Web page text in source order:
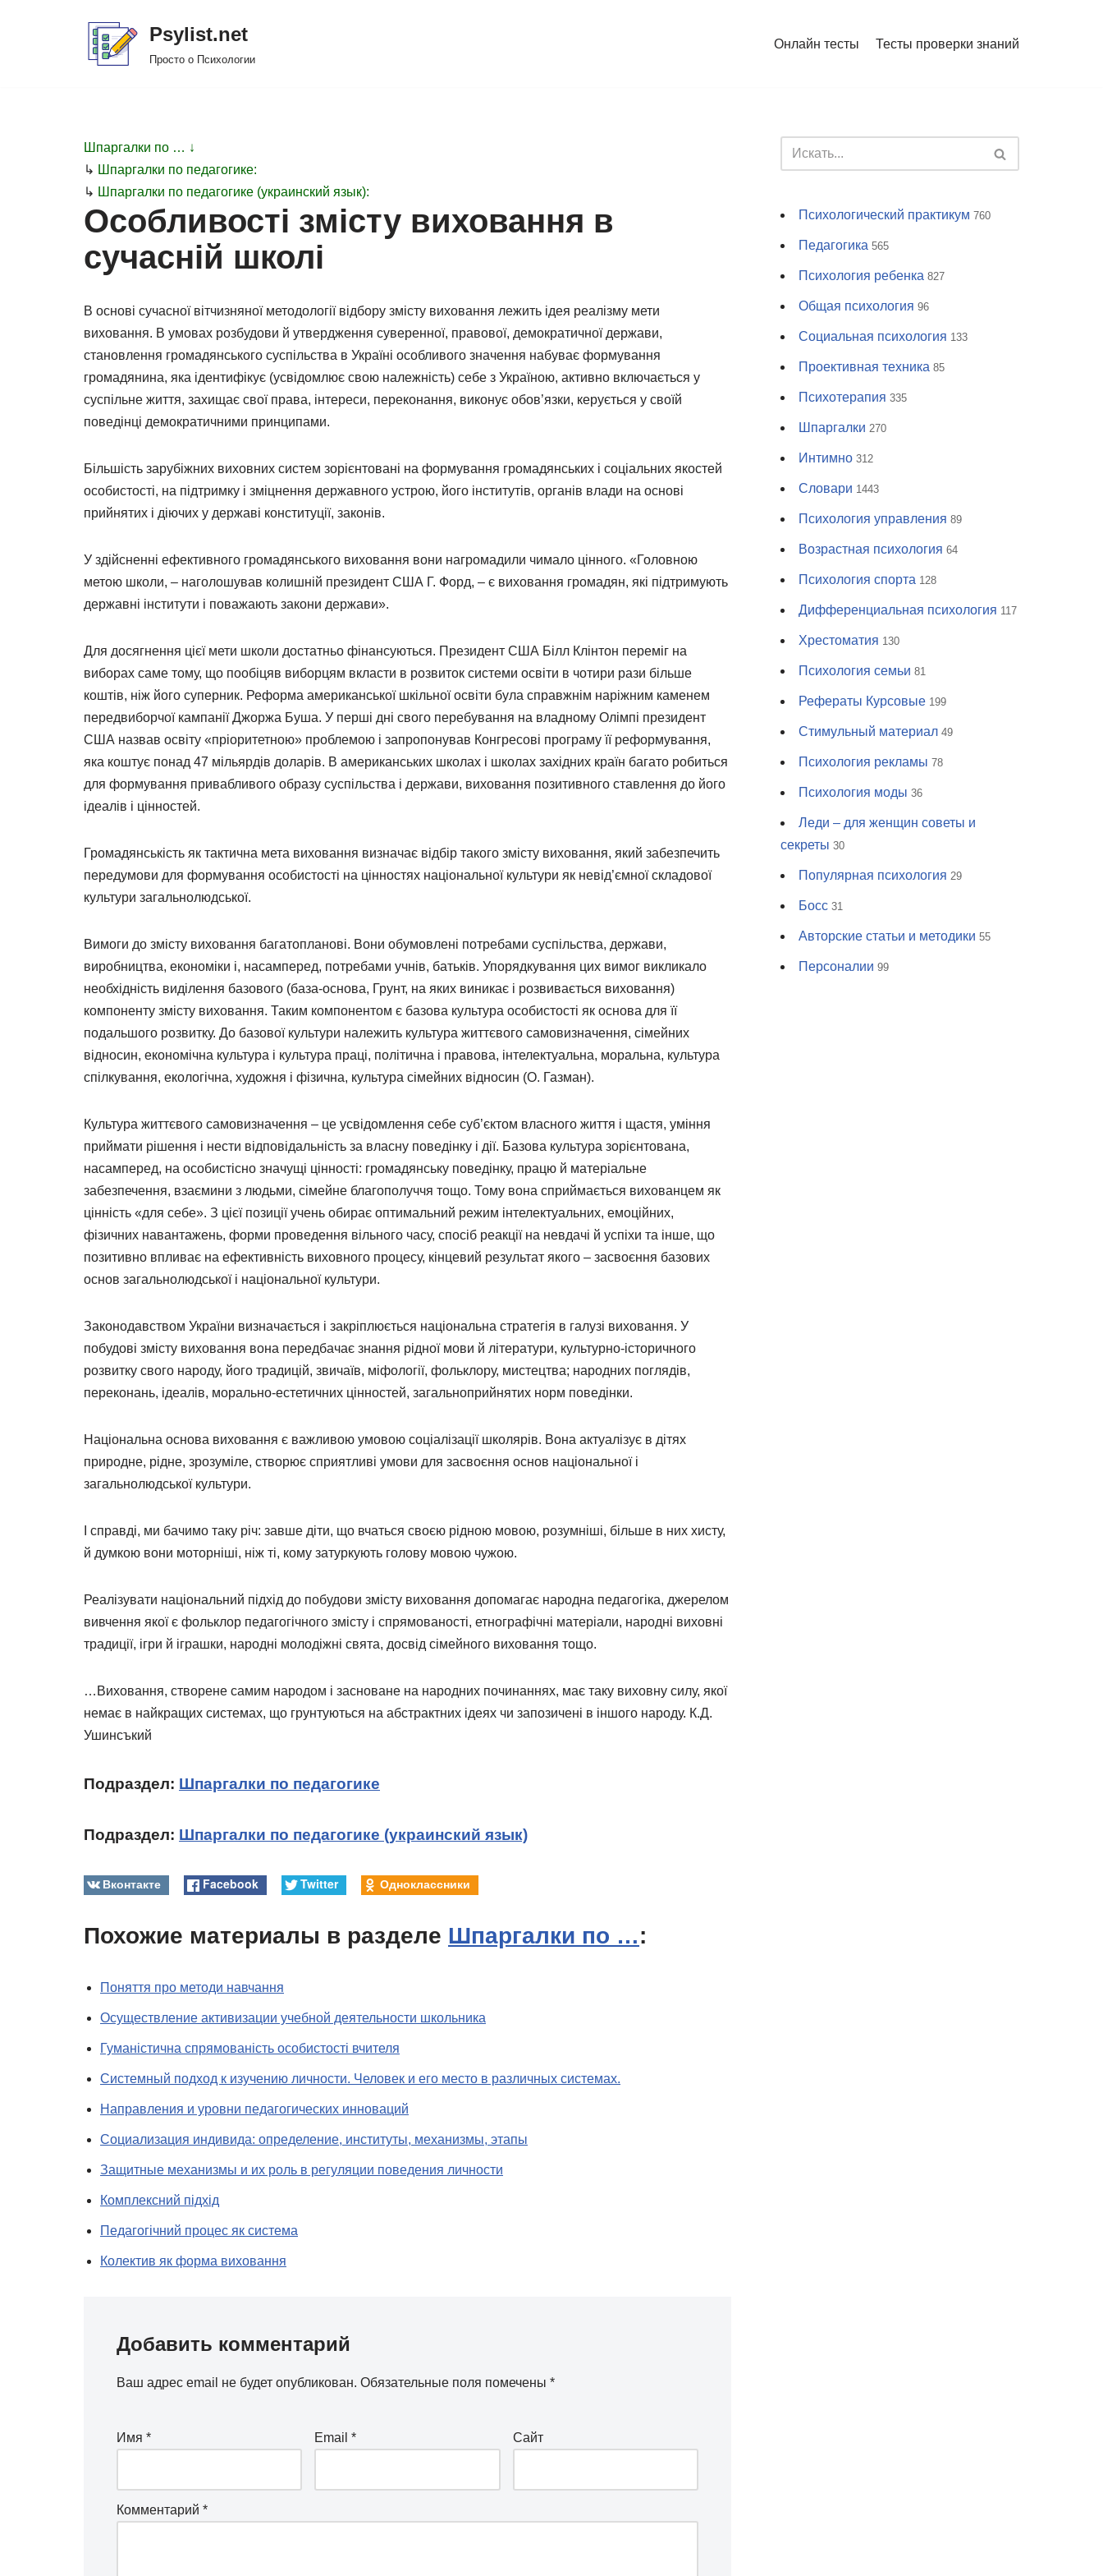
Psylist.net
Просто о Психологии
Онлайн тесты Тесты проверки знаний
Шпаргалки по … ↓
↳ Шпаргалки по педагогике:
↳ Шпаргалки по педагогике (украинский язык):
Особливості змісту виховання в
сучасній школі
В основі сучасної вітчизняної методології відбору змісту виховання лежить ідея реалізму мети
виховання. В умовах розбудови й утвердження суверенної, правової, демократичної держави,
становлення громадянського суспільства в Україні особливого значення набуває формування
громадянина, яка ідентифікує (усвідомлює свою належність) себе з Україною, активно включається у
суспільне життя, захищає свої права, інтереси, переконання, виконує обов’язки, керується у своїй
поведінці демократичними принципами.
Більшість зарубіжних виховних систем зорієнтовані на формування громадянських і соціальних якостей
особистості, на підтримку і зміцнення державного устрою, його інститутів, органів влади на основі
прийнятих і діючих у державі конституції, законів.
У здійсненні ефективного громадянського виховання вони нагромадили чимало цінного. «Головною
метою школи, – наголошував колишній президент США Г. Форд, – є виховання громадян, які підтримують
державні інститути і поважають закони держави».
Для досягнення цієї мети школи достатньо фінансуються. Президент США Білл Клінтон переміг на
виборах саме тому, що пообіцяв виборцям вкласти в розвиток системи освіти в чотири рази більше
коштів, ніж його суперник. Реформа американської шкільної освіти була справжнім наріжним каменем
передвиборчої кампанії Джоржа Буша. У перші дні свого перебування на владному Олімпі президент
США назвав освіту «пріоритетною» проблемою і запропонував Конгресові програму її реформування,
яка коштує понад 47 мільярдів доларів. В американських школах і школах західних країн багато робиться
для формування привабливого образу суспільства і держави, виховання позитивного ставлення до його
ідеалів і цінностей.
Громадянськість як тактична мета виховання визначає відбір такого змісту виховання, який забезпечить
передумови для формування особистості на цінностях національної культури як невід’ємної складової
культури загальнолюдської.
Вимоги до змісту виховання багатопланові. Вони обумовлені потребами суспільства, держави,
виробництва, економіки і, насамперед, потребами учнів, батьків. Упорядкування цих вимог викликало
необхідність виділення базового (база-основа, Грунт, на яких виникає і розвивається виховання)
компоненту змісту виховання. Таким компонентом є базова культура особистості як основа для її
подальшого розвитку. До базової культури належить культура життєвого самовизначення, сімейних
відносин, економічна культура і культура праці, політична і правова, інтелектуальна, моральна, культура
спілкування, екологічна, художня і фізична, культура сімейних відносин (О. Газман).
Культура життєвого самовизначення – це усвідомлення себе суб’єктом власного життя і щастя, уміння
приймати рішення і нести відповідальність за власну поведінку і дії. Базова культура зорієнтована,
насамперед, на особистісно значущі цінності: громадянську поведінку, працю й матеріальне
забезпечення, взаємини з людьми, сімейне благополуччя тощо. Тому вона сприймається вихованцем як
цінність «для себе». З цієї позиції учень обирає оптимальний режим інтелектуальних, емоційних,
фізичних навантажень, форми проведення вільного часу, спосіб реакції на невдачі й успіхи та інше, що
позитивно впливає на ефективність виховного процесу, кінцевий результат якого – засвоєння базових
основ загальнолюдської і національної культури.
Законодавством України визначається і закріплюється національна стратегія в галузі виховання. У
побудові змісту виховання вона передбачає знання рідної мови й літератури, культурно-історичного
розвитку свого народу, його традицій, звичаїв, міфології, фольклору, мистецтва; народних поглядів,
переконань, ідеалів, морально-естетичних цінностей, загальноприйнятих норм поведінки.
Національна основа виховання є важливою умовою соціалізації школярів. Вона актуалізує в дітях
природне, рідне, зрозуміле, створює сприятливі умови для засвоєння основ національної і
загальнолюдської культури.
І справді, ми бачимо таку річ: завше діти, що вчаться своєю рідною мовою, розумніші, більше в них хисту,
й думкою вони моторніші, ніж ті, кому затуркують голову мовою чужою.
Реалізувати національний підхід до побудови змісту виховання допомагає народна педагогіка, джерелом
вивчення якої є фольклор педагогічного змісту і спрямованості, етнографічні матеріали, народні виховні
традиції, ігри й іграшки, народні молодіжні свята, досвід сімейного виховання тощо.
…Виховання, створене самим народом і засноване на народних починаннях, має таку виховну силу, якої
немає в найкращих системах, що грунтуються на абстрактних ідеях чи запозичені в іншого народу. К.Д.
Ушинсъкий
Подраздел: Шпаргалки по педагогике
Подраздел: Шпаргалки по педагогике (украинский язык)
Вконтакте Facebook Twitter Одноклассники
Похожие материалы в разделе Шпаргалки по …:
Поняття про методи навчання
Осуществление активизации учебной деятельности школьника
Гуманістична спрямованість особистості вчителя
Системный подход к изучению личности. Человек и его место в различных системах.
Направления и уровни педагогических инноваций
Социализация индивида: определение, институты, механизмы, этапы
Защитные механизмы и их роль в регуляции поведения личности
Комплексний підхід
Педагогічний процес як система
Колектив як форма виховання
Добавить комментарий
Ваш адрес email не будет опубликован. Обязательные поля помечены *
Имя * Email* Сайт
Комментарий *
Психологический практикум 760
Педагогика 565
Психология ребенка 827
Общая психология 96
Социальная психология 133
Проективная техника 85
Психотерапия 335
Шпаргалки 270
Интимно 312
Словари 1443
Психология управления 89
Возрастная психология 64
Психология спорта 128
Дифференциальная психология 117
Хрестоматия 130
Психология семьи 81
Рефераты Курсовые 199
Стимульный материал 49
Психология рекламы 78
Психология моды 36
Леди – для женщин советы и
секреты 30
Популярная психология 29
Босс 31
Авторские статьи и методики 55
Персоналии 99